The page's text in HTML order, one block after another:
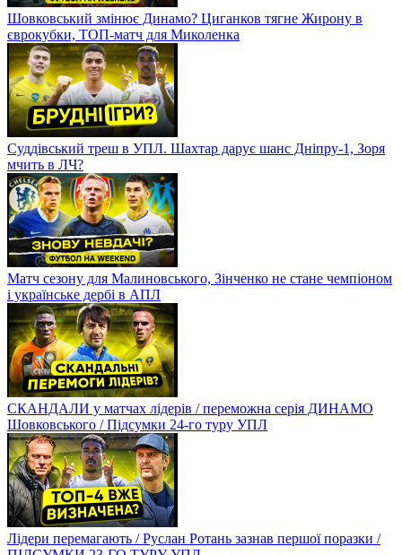
Шовковський змінює Динамо? Циганков тягне Жирону в
єврокубки, ТОП-матч для Миколенка
Суддівський треш в УПЛ. Шахтар дарує шанс Дніпру-1, Зоря
мчить в ЛЧ?
Матч сезону для Малиновського, Зінченко не стане чемпіоном
і українське дербі в АПЛ
СКАНДАЛИ у матчах лідерів / переможна серія ДИНАМО
Шовковського / Підсумки 24-го туру УПЛ
Лідери перемагають / Руслан Ротань зазнав першої поразки /